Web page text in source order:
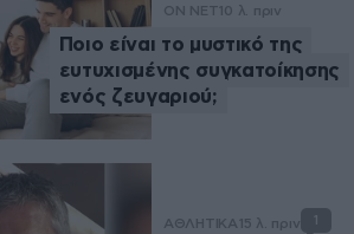
ON NET 10 λ. πριν
Ποιο είναι το μυστικό της
ευτυχισμένης συγκατοίκησης
ενός ζευγαριού;
ΑΘΛΗΤΙΚΑ 15 λ. πριν